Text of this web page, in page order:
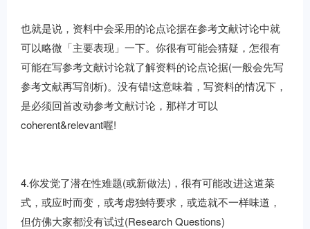
也就是说，资料中会采用的论点论据在参考文献讨论中就
可以略微「主要表现」一下。你很有可能会猜疑，怎很有
可能在写参考文献讨论就了解资料的论点论据(一般会先写
参考文献再写剖析)。没有错!这意味着，写资料的情况下，
是必须回首改动参考文献讨论，那样才可以
coherent&relevant喔!
4.你发觉了潜在性难题(或新做法)，很有可能改进这道菜
式，或应时而变，或考虑独特要求，或造就不一样味道，
但仿佛大家都没有试过(Research Questions)